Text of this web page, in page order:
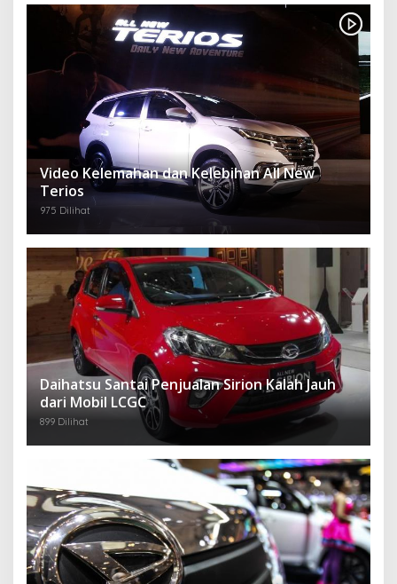
Video Kelemahan dan Kelebihan All New
Terios
975 Dilihat
Daihatsu Santai Penjualan Sirion Kalah Jauh
dari Mobil LCGC
899 Dilihat